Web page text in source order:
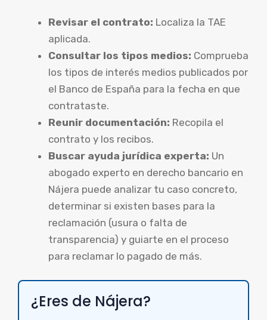
Revisar el contrato: Localiza la TAE
aplicada.
Consultar los tipos medios: Comprueba
los tipos de interés medios publicados por
el Banco de España para la fecha en que
contrataste.
Reunir documentación: Recopila el
contrato y los recibos.
Buscar ayuda jurídica experta: Un
abogado experto en derecho bancario en
Nájera puede analizar tu caso concreto,
determinar si existen bases para la
reclamación (usura o falta de
transparencia) y guiarte en el proceso
para reclamar lo pagado de más.
¿Eres de Nájera?